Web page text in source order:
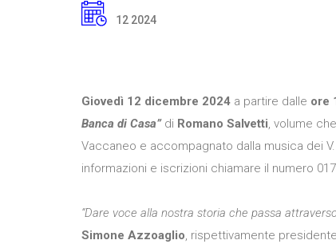
12 2024
Giovedì 12 dicembre 2024 a partire dalle ore
Banca di Casa” di Romano Salvetti, volume
Vaccaneo e accompagnato dalla musica dei
informazioni e iscrizioni chiamare il numero
“Dare voce alla nostra storia che passa
Simone Azzoaglio, rispettivamente